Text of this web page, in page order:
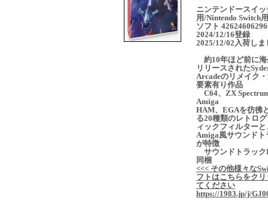
ニンテンドースイッ
用/Nintendo Switch
ソフト
2024/12/16登録
2025/12/02入荷しま
約10年ほど前に海
リリースされた
Arcadeのリメイク
要素有り作品
C64、ZX
Amiga
HAM、EGAを彷彿
る20種類のレトロ
ィックフィルターと
Amiga風サウンドト
が特徴
サウンドトラック
同梱
<<< その他様々な
フトはこちらをク
てください
https://1983.jp/j/